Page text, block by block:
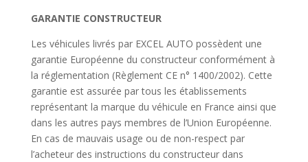
GARANTIE CONSTRUCTEUR
Les véhicules livrés par EXCEL AUTO possèdent une
garantie Européenne du constructeur conformément à
la réglementation (Règlement CE n° 1400/2002). Cette
garantie est assurée par tous les établissements
représentant la marque du véhicule en France ainsi que
dans les autres pays membres de l’Union Européenne.
En cas de mauvais usage ou de non-respect par
l’acheteur des instructions du constructeur dans